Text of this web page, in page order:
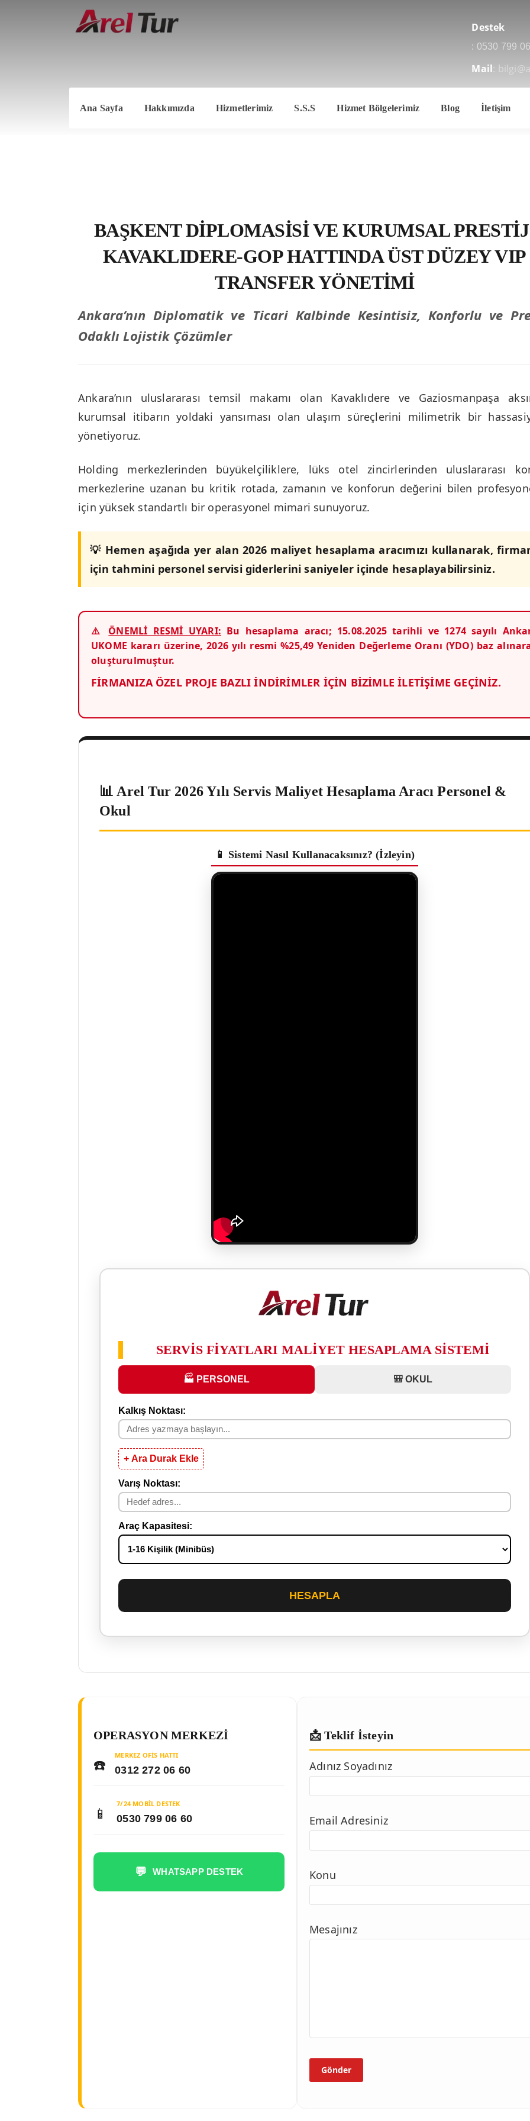
Destek
: 0530 799
Mail:
Ana Sayfa Hakkımızda Hizmetlerimiz S.S.S Hizmet Bölgelerimiz Blog İletişim
BAŞKENT DIPLOMASISI VE KURUMSAL
KAVAKLIDERE-GOP HATTINDA ÜST DÜZEY VIP
TRANSFER YÖNETIMI
Ankara’nın Diplomatik ve Ticari Kalbinde Kesintisiz, Konforlu ve
Odaklı Lojistik Çözümler
Ankara’nın uluslararası temsil makamı olan Kavaklıdere ve Gaziosmanpaşa
kurumsal itibarın yoldaki yansıması olan ulaşım süreçlerini milimetrik bir
yönetiyoruz.
Holding merkezlerinden büyükelçiliklere, lüks otel zincirlerinden uluslararası
merkezlerine uzanan bu kritik rotada, zamanın ve konforun değerini bilen
için yüksek standartlı bir operasyonel mimari sunuyoruz.
💡 Hemen aşağıda yer alan 2026 maliyet hesaplama aracımızı kullanarak,
için tahmini personel servisi giderlerini saniyeler içinde hesaplayabilirsiniz.
⚠️ ÖNEMLİ RESMİ UYARI: Bu hesaplama aracı; 15.08.2025 tarihli ve 1274 sayılı
UKOME kararı üzerine, 2026 yılı resmi %25,49 Yeniden Değerleme Oranı (YDO) baz
oluşturulmuştur.
FİRMANIZA ÖZEL PROJE BAZLI İNDİRİMLER İÇİN BİZİMLE İLETİŞİME GEÇİNİZ.
📊 Arel Tur 2026 Yılı Servis Maliyet Hesaplama Aracı Personel &
Okul
📱 Sistemi Nasıl Kullanacaksınız? (İzleyin)
SERVİS FİYATLARI MALİYET HESAPLAMA SİSTEMİ
🏭 PERSONEL 🎒 OKUL
Kalkış Noktası:
+ Ara Durak Ekle
Varış Noktası:
Araç Kapasitesi:
HESAPLA
OPERASYON MERKEZI
☎️ MERKEZ OFIS HATTI
0312 272 06 60
📱 7/24 MOBIL DESTEK
0530 799 06 60
💬 WHATSAPP DESTEK
📩 Teklif İsteyin
Adınız Soyadınız
Email Adresiniz
Konu
Mesajınız